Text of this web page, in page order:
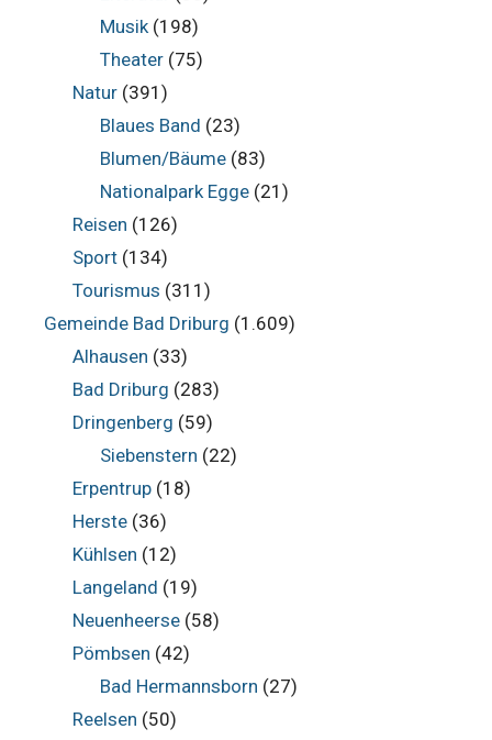
Musik(198)
Theater (75)
Natur(391)
Blaues Band (23)
Blumen/Bäume (83)
Nationalpark Egge (21)
Reisen (126)
Sport(134)
Tourismus (311)
Gemeinde Bad Driburg (1.609)
Alhausen (33)
Bad Driburg (283)
Dringenberg (59)
Siebenstern (22)
Erpentrup(18)
Herste(36)
Kühlsen (12)
Langeland (19)
Neuenheerse(58)
Pömbsen (42)
Bad Hermannsborn (27)
Reelsen (50)